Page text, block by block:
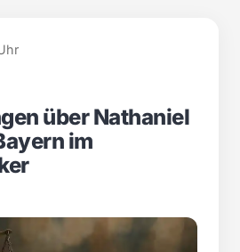
über Nathaniel
im